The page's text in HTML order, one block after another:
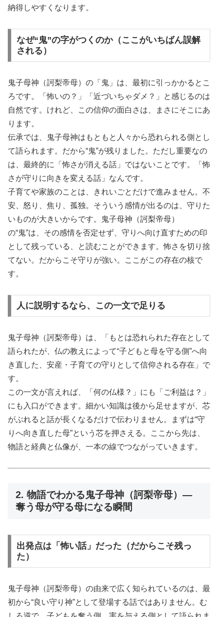
納得しやすくなります。
なぜ“鬼”の字がつくのか（ここがいちばん誤解
される）
鬼子母神（訶梨帝母）の「鬼」は、最初に引っかかるとこ
ろです。「怖いの？」「近づいちゃダメ？」と感じるのは
自然です。けれど、この信仰の面白さは、まさにそこにあ
ります。
伝承では、鬼子母神はもともと人々から恐れられる側とし
て語られます。だから“鬼”が残りました。ただし重要なの
は、最終的に「怖さが消える話」ではないことです。「怖
さが守りに向きを変える話」なんです。
子育てや家族のことは、きれいごとだけで進みません。不
安、怒り、焦り、孤独。そういう感情が出るのは、守りた
いものが大きいからです。鬼子母神（訶梨帝母）
の“鬼”は、その感情を否定せず、守りへ向け直すための印
として残っている、と読むことができます。怖さを切り捨
てない。だからこそ守りが強い。ここがこの存在の核で
す。
人に説明するなら、この一文で足りる
鬼子母神（訶梨帝母）は、「もとは恐れられた存在として
語られたが、仏の教えによって“子どもと母を守る側”へ向
き直した、安産・子育ての守りとして信仰される存在」で
す。
この一文が言えれば、「何の仏様？」にも「ご利益は？」
にも入口ができます。細かい知識は後から足せますが、芯
がぶれると話が長くなるだけで伝わりません。まずは“守
りへ向き直した母”という芯を押さえる。ここから先は、
物語と経典と仏像が、一本の線でつながっていきます。
2. 物語でわかる鬼子母神（訶梨帝母）—
奪う母が守る母になる瞬間
出発点は「怖い話」だった（だからこそ残っ
た）
鬼子母神（訶梨帝母）の由来で広く知られているのは、最
初から“良い守り神”として登場する話ではありません。む